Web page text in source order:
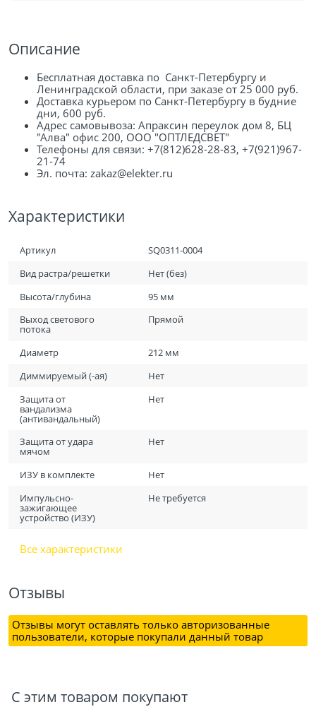
Описание
Бесплатная доставка по Санкт-Петербургу и
Ленинградской области, при заказе от 25 000 руб.
Доставка курьером по Санкт-Петербургу в будние
дни, 600 руб.
Адрес самовывоза: Апраксин переулок дом 8, БЦ
"Алва" офис 200, ООО "ОПТЛЕДСВЕТ"
Телефоны для связи: +7(812)628-28-83, +7(921)967-
21-74
Эл. почта: zakaz@elekter.ru
Характеристики
Артикул
SQ0311-0004
Вид растра/решетки
Нет (без)
Высота/глубина
95 мм
Выход светового
потока
Прямой
Диаметр
212 мм
Диммируемый (-ая)
Нет
Защита от
вандализма
(антивандальный)
Нет
Защита от удара
мячом
Нет
ИЗУ в комплекте
Нет
Импульсно-
зажигающее
устройство (ИЗУ)
Не требуется
Все характеристики
Отзывы
Отзывы могут оставлять только авторизованные
пользователи, которые покупали данный товар
С этим товаром покупают